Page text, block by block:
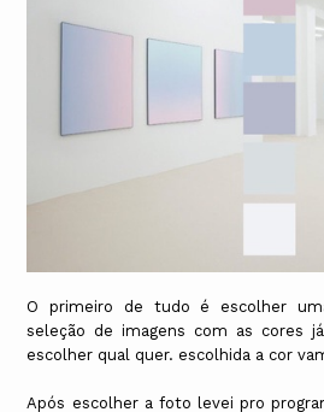
O primeiro de tudo é escolher
seleção de imagens com as cores
escolher qual quer. escolhida a cor
Após escolher a foto levei pro